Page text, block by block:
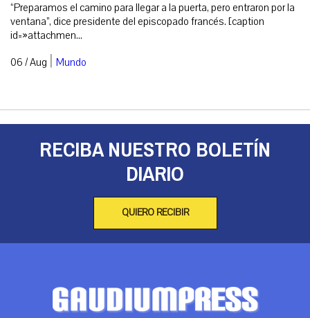
“Preparamos el camino para llegar a la puerta, pero entraron por la
ventana”, dice presidente del episcopado francés. [caption
id=»attachmen...
06 / Aug | Mundo
RECIBA NUESTRO BOLETÍN
DIARIO
QUIERO RECIBIR